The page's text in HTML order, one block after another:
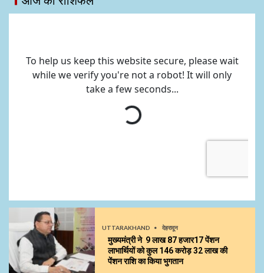
UTTARAKHAND देहरादून
मुख्यमंत्री ने 9 लाख 87 हजार17 पेंशन
लाभार्थियों को कुल ₹146 करोड़ 32 लाख की
पेंशन राशि का किया भुगतान